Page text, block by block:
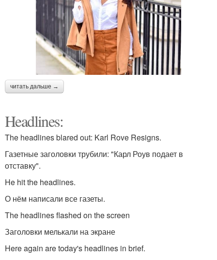
читать дальше →
Headlines:
The headlines blared out: Karl Rove Resigns.
Газетные заголовки трубили: "Карл Роув подает в
отставку".
He hit the headlines.
О нём написали все газеты.
The headlines flashed on the screen
Заголовки мелькали на экране
Here again are today's headlines in brief.